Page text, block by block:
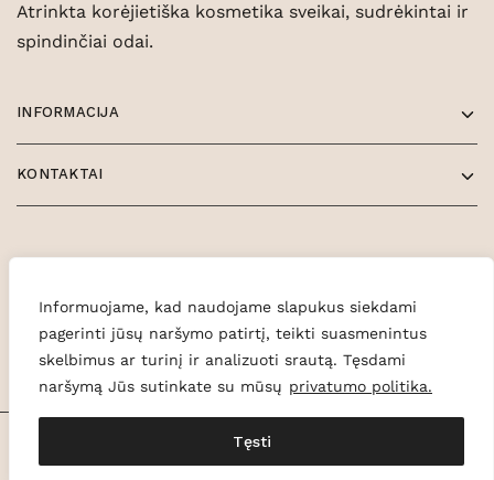
Informuojame, kad naudojame slapukus siekdami
pagerinti jūsų naršymo patirtį, teikti suasmenintus
skelbimus ar turinį ir analizuoti srautą. Tęsdami
naršymą Jūs sutinkate su mūsų privatumo politika.
Tęsti
Atrinkta korėjietiška kosmetika sveikai, sudrėkintai ir
spindinčiai odai.
INFORMACIJA
KONTAKTAI
© 2026 Glowe